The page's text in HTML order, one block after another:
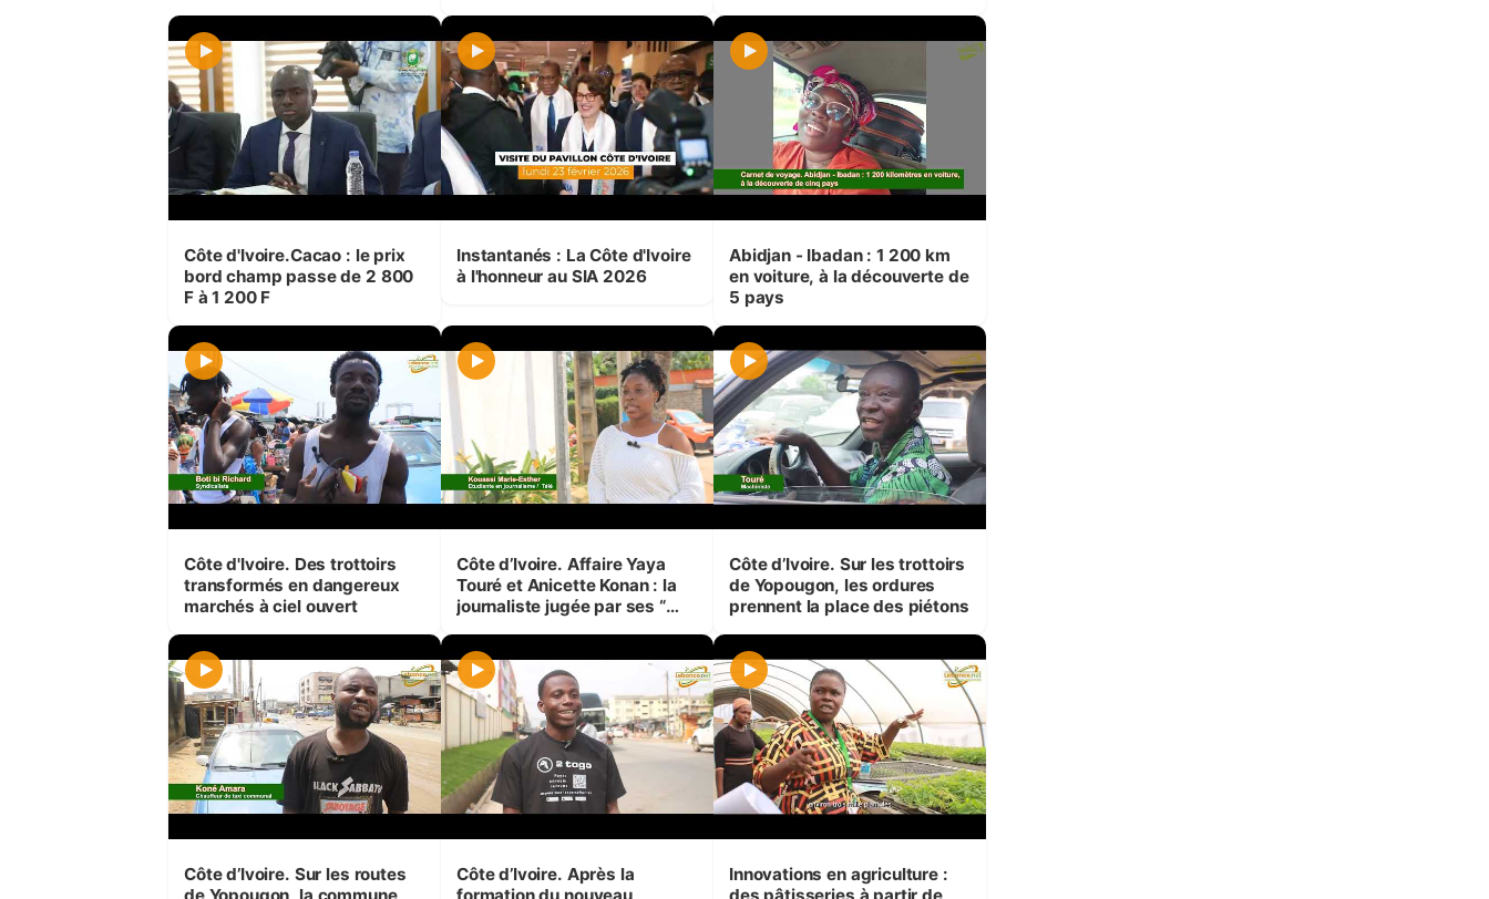
Côte d'Ivoire.Cacao : le prix
bord champ passe de 2 800
F à 1 200 F
Instantanés : La Côte d'Ivoire
à l'honneur au SIA 2026
Abidjan - Ibadan : 1 200 km
en voiture, à la découverte de
5 pays
Côte d'Ivoire. Des trottoirs
transformés en dangereux
marchés à ciel ouvert
Côte d’Ivoire. Affaire Yaya
Touré et Anicette Konan : la
journaliste jugée par ses “
en journalisme
Côte d’Ivoire. Sur les trottoirs
de Yopougon, les ordures
prennent la place des piétons
Côte d’Ivoire. Sur les routes
de Yopougon, la commune
Côte d’Ivoire. Après la
formation du nouveau
Innovations en agriculture :
des pâtisseries à partir de